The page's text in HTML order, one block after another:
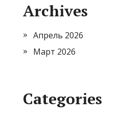
Archives
Апрель 2026
Март 2026
Categories